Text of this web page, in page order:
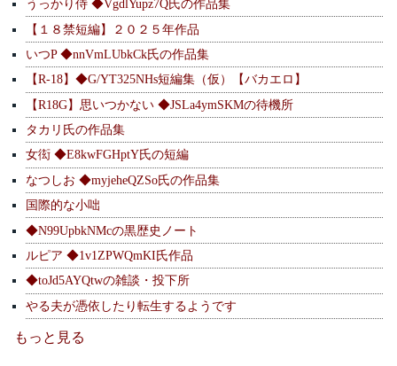
うっかり侍 ◆VgdlYupz7Q氏の作品集
【１８禁短編】２０２５年作品
いつP ◆nnVmLUbkCk氏の作品集
【R-18】◆G/YT325NHs短編集（仮）【バカエロ】
【R18G】思いつかない ◆JSLa4ymSKMの待機所
タカリ氏の作品集
女衒 ◆E8kwFGHptY氏の短編
なつしお ◆myjeheQZSo氏の作品集
国際的な小咄
◆N99UpbkNMcの黒歴史ノート
ルピア ◆1v1ZPWQmKI氏作品
◆toJd5AYQtwの雑談・投下所
やる夫が憑依したり転生するようです
もっと見る